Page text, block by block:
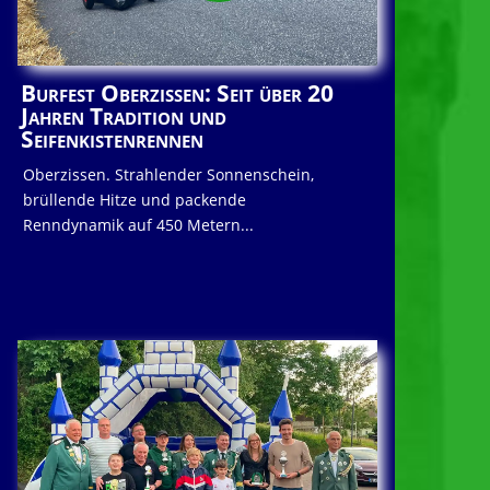
Burfest Oberzissen: Seit über 20
Jahren Tradition und
Seifenkistenrennen
Oberzissen. Strahlender Sonnenschein,
brüllende Hitze und packende
Renndynamik auf 450 Metern...